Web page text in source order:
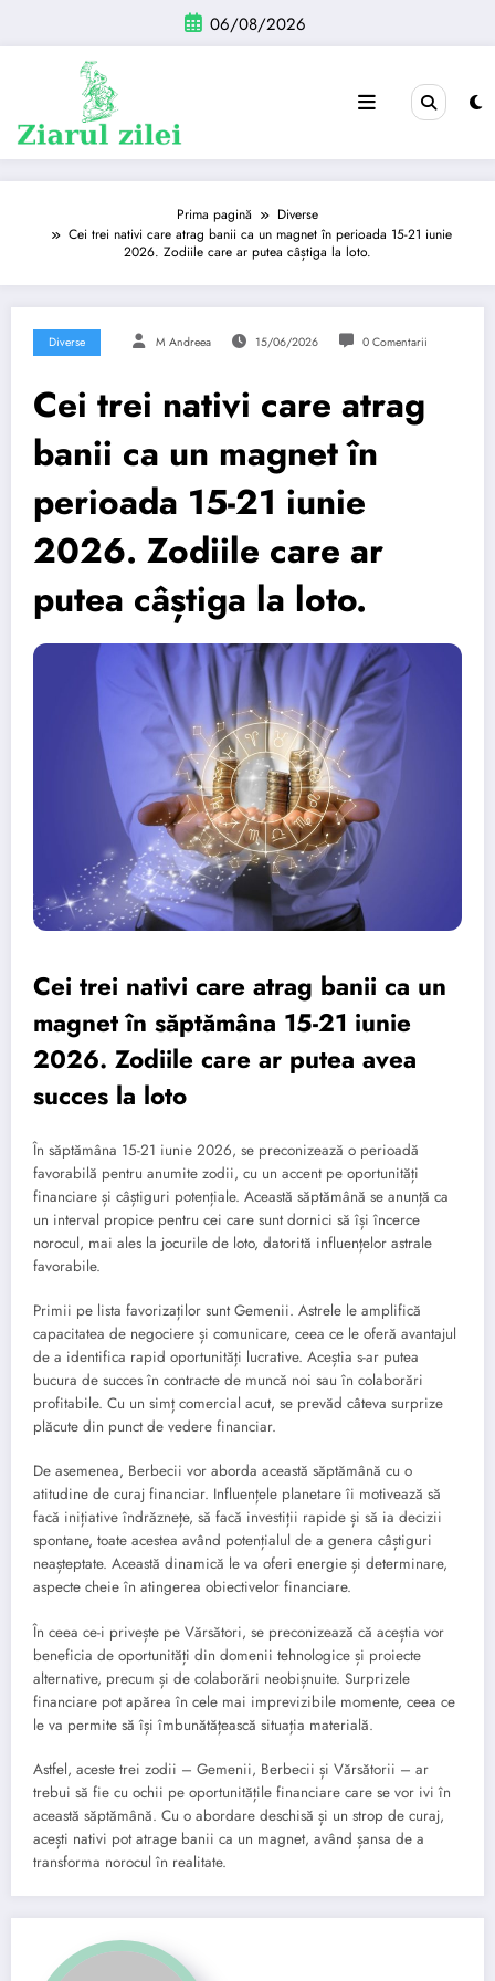
conținut
06/08/2026
Prima pagină
Diverse
Cei trei nativi care atrag banii ca un magnet în perioada 15-21 iunie
2026. Zodiile care ar putea câștiga la loto.
Diverse M Andreea 15/06/2026 0 Comentarii
Cei trei nativi care atrag
banii ca un magnet în
perioada 15-21 iunie
2026. Zodiile care ar
putea câștiga la loto.
Cei trei nativi care atrag banii ca un
magnet în săptămâna 15-21 iunie
2026. Zodiile care ar putea avea
succes la loto
În săptămâna 15-21 iunie 2026, se preconizează o perioadă
favorabilă pentru anumite zodii, cu un accent pe oportunități
financiare și câștiguri potențiale. Această săptămână se anunță ca
un interval propice pentru cei care sunt dornici să își încerce
norocul, mai ales la jocurile de loto, datorită influențelor astrale
favorabile.
Primii pe lista favorizaților sunt Gemenii. Astrele le amplifică
capacitatea de negociere și comunicare, ceea ce le oferă avantajul
de a identifica rapid oportunități lucrative. Aceștia s-ar putea
bucura de succes în contracte de muncă noi sau în colaborări
profitabile. Cu un simț comercial acut, se prevăd câteva surprize
plăcute din punct de vedere financiar.
De asemenea, Berbecii vor aborda această săptămână cu o
atitudine de curaj financiar. Influențele planetare îi motivează să
facă inițiative îndrăznețe, să facă investiții rapide și să ia decizii
spontane, toate acestea având potențialul de a genera câștiguri
neașteptate. Această dinamică le va oferi energie și determinare,
aspecte cheie în atingerea obiectivelor financiare.
În ceea ce-i privește pe Vărsători, se preconizează că aceștia vor
beneficia de oportunități din domenii tehnologice și proiecte
alternative, precum și de colaborări neobișnuite. Surprizele
financiare pot apărea în cele mai imprevizibile momente, ceea ce
le va permite să își îmbunătățească situația materială.
Astfel, aceste trei zodii – Gemenii, Berbecii și Vărsătorii – ar
trebui să fie cu ochii pe oportunitățile financiare care se vor ivi în
această săptămână. Cu o abordare deschisă și un strop de curaj,
acești nativi pot atrage banii ca un magnet, având șansa de a
transforma norocul în realitate.